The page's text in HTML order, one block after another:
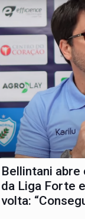
Bellintani
da Liga Forte
volta: